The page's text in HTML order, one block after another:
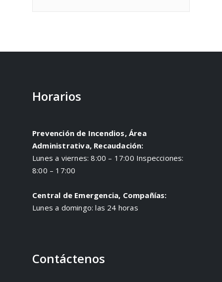
Horarios
Prevención de Incendios, Área
Administrativa, Recaudación:
Lunes a viernes: 8:00 – 17:00 Inspecciones:
8:00 – 17:00
Central de Emergencia, Compañías:
Lunes a domingo: las 24 horas
Contáctenos